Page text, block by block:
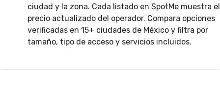
ciudad y la zona. Cada listado en SpotMe muestra el
precio actualizado del operador. Compara opciones
verificadas en 15+ ciudades de México y filtra por
tamaño, tipo de acceso y servicios incluidos.